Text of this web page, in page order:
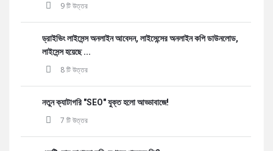
9 টি উত্তর
ড্রাইভিং লাইসেন্স অনলাইন আবেদন, লাইসেন্সের অনলাইন কপি ডাউনলোড,
লাইসেন্স হয়েছে ...
8 টি উত্তর
নতুন ক্যাটাগরি "SEO" যুক্ত হলো আড্ডাবাজে!
7 টি উত্তর